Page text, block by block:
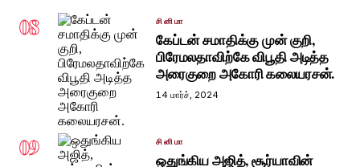
08 சினிமா
கேப்டன் சமாதிக்கு முன் குறி,
பிரேமலதாவிற்கே விபூதி அடித்த
அரைகுறை அகோரி கலையரசன்.
14 மார்ச், 2024
09 சினிமா
ஒதுங்கிய அஜித், சூர்யாவின்